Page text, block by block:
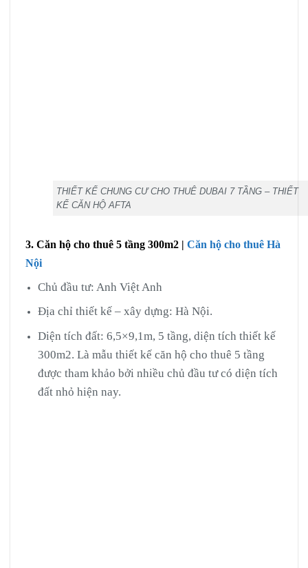
THIẾT KẾ CHUNG CƯ CHO THUÊ DUBAI 7 TẦNG – THIẾT
KẾ CĂN HỘ AFTA
3. Căn hộ cho thuê 5 tầng 300m2 | Căn hộ cho thuê Hà
Nội
Chủ đầu tư: Anh Việt Anh
Địa chỉ thiết kế – xây dựng: Hà Nội.
Diện tích đất: 6,5×9,1m, 5 tầng, diện tích thiết kế
300m2. Là mẫu thiết kế căn hộ cho thuê 5 tầng
được tham khảo bởi nhiều chủ đầu tư có diện tích
đất nhỏ hiện nay.